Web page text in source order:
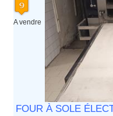
A vendre
FOUR À SOLE